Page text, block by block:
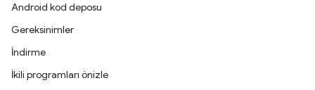
Android kod deposu
Gereksinimler
İndirme
İkili programları önizle